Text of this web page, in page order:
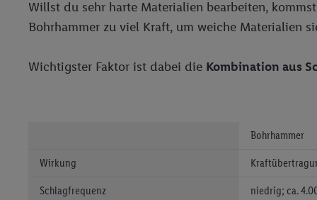
Willst du sehr harte Materialien bearbeiten,
Bohrhammer zu viel Kraft, um weiche Materialien
Wichtigster Faktor ist dabei die Kombination aus
Bohrhammer
Wirkung
Schlagfrequenz niedrig; ca.
verwenden, um Sie
Insbesondere können
widerrufen - jederzeit
„Zustimmen“
genannten Partner
finden Sie hier.Unter